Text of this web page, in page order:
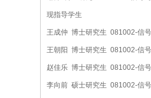
现指导学生
王成仲 博士研究生 081002-信
王朝阳 博士研究生 081002-信
赵佳乐 博士研究生 081002-信
李向前 硕士研究生 081002-信